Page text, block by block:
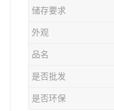
储存要求
外观
品名
是否批发
是否环保